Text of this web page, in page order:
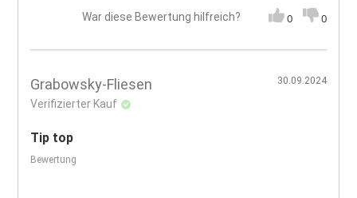
War diese Bewertung hilfreich? 0 0
Grabowsky-Fliesen
Verifizierter Kauf
30.09.2024
Tip top
Bewertung